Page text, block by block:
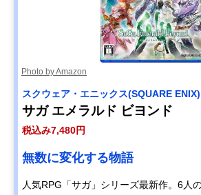
Photo by Amazon
スクウェア・エニックス(SQUARE ENIX)
サガ エメラルド ビヨンド
税込み7,480円
無数に変化する物語
人気RPG「サガ」シリーズ最新作。6人